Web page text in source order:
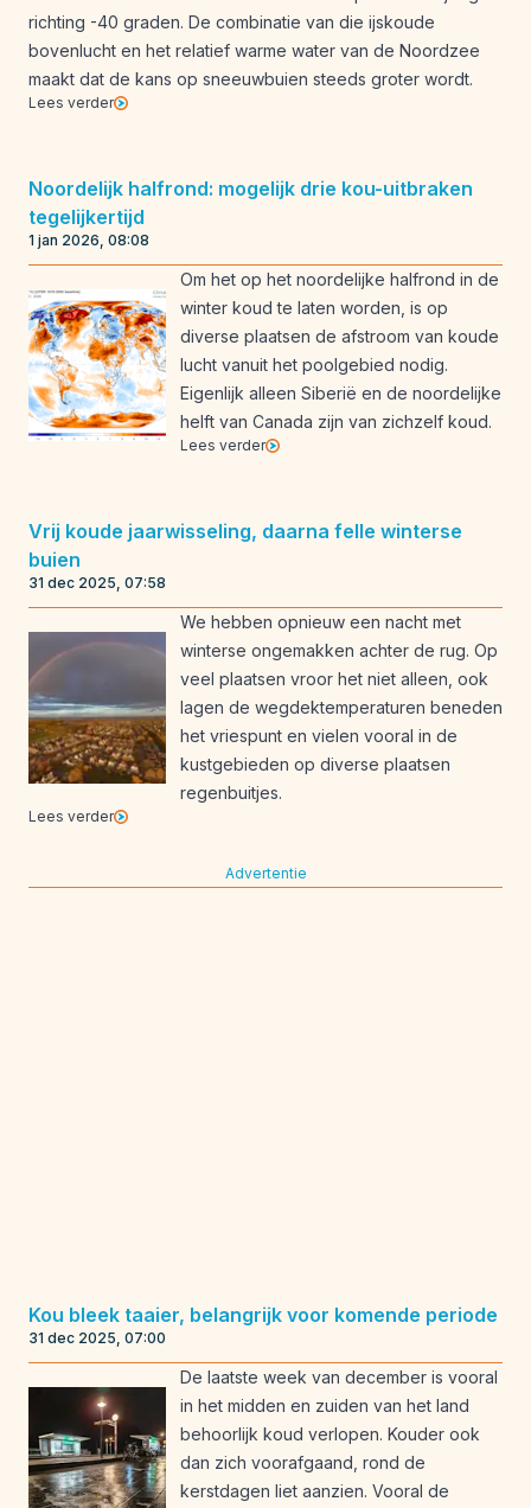
richting -40 graden. De combinatie van die ijskoude
bovenlucht en het relatief warme water van de Noordzee
maakt dat de kans op sneeuwbuien steeds groter wordt.
Lees verder
Noordelijk halfrond: mogelijk drie kou-uitbraken
tegelijkertijd
1 jan 2026, 08:08
Om het op het noordelijke halfrond in de
winter koud te laten worden, is op
diverse plaatsen de afstroom van koude
lucht vanuit het poolgebied nodig.
Eigenlijk alleen Siberië en de noordelijke
helft van Canada zijn van zichzelf koud.
Lees verder
Vrij koude jaarwisseling, daarna felle winterse
buien
31 dec 2025, 07:58
We hebben opnieuw een nacht met
winterse ongemakken achter de rug. Op
veel plaatsen vroor het niet alleen, ook
lagen de wegdektemperaturen beneden
het vriespunt en vielen vooral in de
kustgebieden op diverse plaatsen
regenbuitjes.
Lees verder
Advertentie
Kou bleek taaier, belangrijk voor komende periode
31 dec 2025, 07:00
De laatste week van december is vooral
in het midden en zuiden van het land
behoorlijk koud verlopen. Kouder ook
dan zich voorafgaand, rond de
kerstdagen liet aanzien. Vooral de